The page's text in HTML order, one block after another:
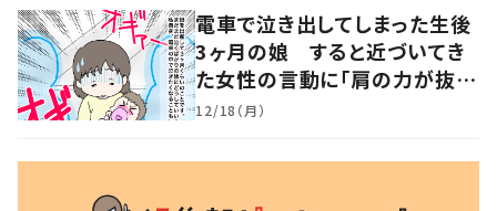
電車で泣き出してしまった生後
3ヶ月の娘 すると近づいてき
た女性の言動に「肩の力が抜け
た気がしました」
12/18（月）